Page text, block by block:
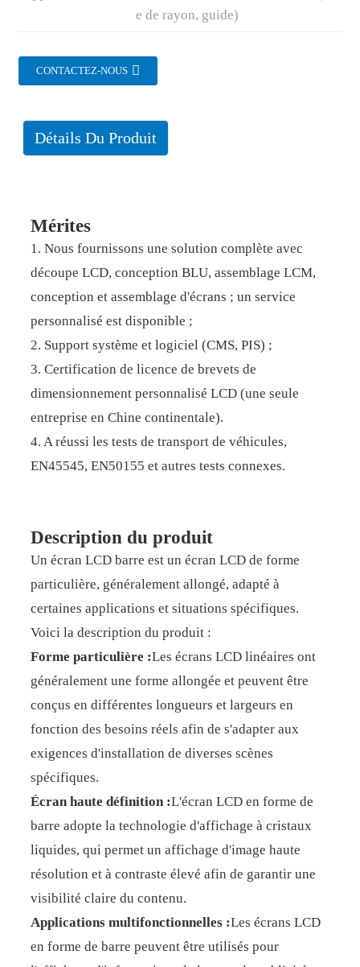
e de rayon, guide)
CONTACTEZ-NOUS
Détails Du Produit
Mérites
1. Nous fournissons une solution complète avec
découpe LCD, conception BLU, assemblage LCM,
conception et assemblage d'écrans ; un service
personnalisé est disponible ;
2. Support système et logiciel (CMS, PIS) ;
3. Certification de licence de brevets de
dimensionnement personnalisé LCD (une seule
entreprise en Chine continentale).
4. A réussi les tests de transport de véhicules,
EN45545, EN50155 et autres tests connexes.
Description du produit
Un écran LCD barre est un écran LCD de forme
particulière, généralement allongé, adapté à
certaines applications et situations spécifiques.
Voici la description du produit :
Forme particulière :Les écrans LCD linéaires ont
généralement une forme allongée et peuvent être
conçus en différentes longueurs et largeurs en
fonction des besoins réels afin de s'adapter aux
exigences d'installation de diverses scènes
spécifiques.
Écran haute définition :L'écran LCD en forme de
barre adopte la technologie d'affichage à cristaux
liquides, qui permet un affichage d'image haute
résolution et à contraste élevé afin de garantir une
visibilité claire du contenu.
Applications multifonctionnelles :Les écrans LCD
en forme de barre peuvent être utilisés pour